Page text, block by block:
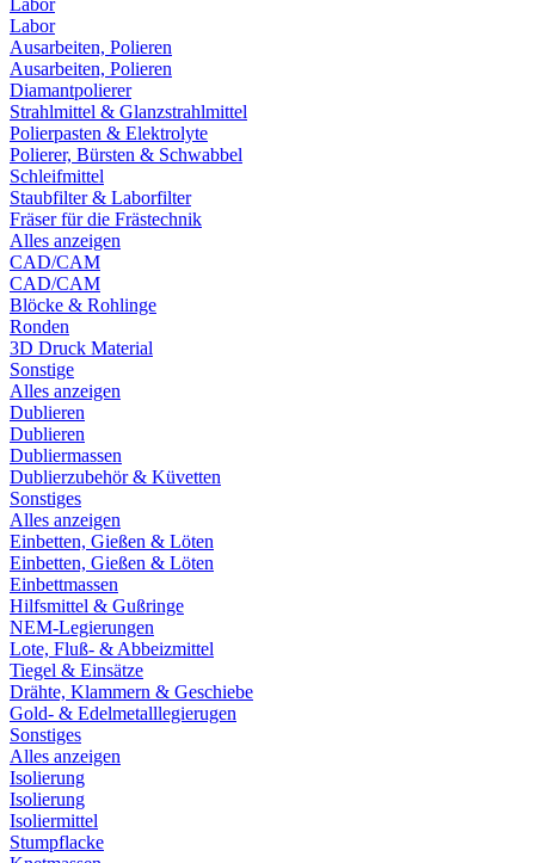
Labor
Labor
Ausarbeiten, Polieren
Ausarbeiten, Polieren
Diamantpolierer
Strahlmittel & Glanzstrahlmittel
Polierpasten & Elektrolyte
Polierer, Bürsten & Schwabbel
Schleifmittel
Staubfilter & Laborfilter
Fräser für die Frästechnik
Alles anzeigen
CAD/CAM
CAD/CAM
Blöcke & Rohlinge
Ronden
3D Druck Material
Sonstige
Alles anzeigen
Dublieren
Dublieren
Dubliermassen
Dublierzubehör & Küvetten
Sonstiges
Alles anzeigen
Einbetten, Gießen & Löten
Einbetten, Gießen & Löten
Einbettmassen
Hilfsmittel & Gußringe
NEM-Legierungen
Lote, Fluß- & Abbeizmittel
Tiegel & Einsätze
Drähte, Klammern & Geschiebe
Gold- & Edelmetalllegierugen
Sonstiges
Alles anzeigen
Isolierung
Isolierung
Isoliermittel
Stumpflacke